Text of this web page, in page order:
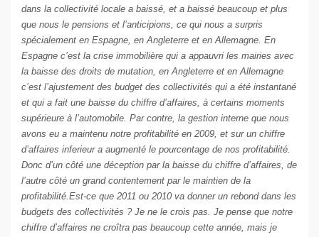
dans la collectivité locale a baissé, et a baissé beaucoup et plus
que nous le pensions et l’anticipions, ce qui nous a surpris
spécialement en Espagne, en Angleterre et en Allemagne. En
Espagne c’est la crise immobilière qui a appauvri les mairies avec
la baisse des droits de mutation, en Angleterre et en Allemagne
c’est l’ajustement des budget des collectivités qui a été instantané
et qui a fait une baisse du chiffre d’affaires, à certains moments
supérieure à l’automobile. Par contre, la gestion interne que nous
avons eu a maintenu notre profitabilité en 2009, et sur un chiffre
d’affaires inferieur a augmenté le pourcentage de nos profitabilité.
Donc d’un côté une déception par la baisse du chiffre d’affaires, de
l’autre côté un grand contentement par le maintien de la
profitabilité.Est-ce que 2011 ou 2010 va donner un rebond dans les
budgets des collectivités ? Je ne le crois pas. Je pense que notre
chiffre d’affaires ne croîtra pas beaucoup cette année, mais je